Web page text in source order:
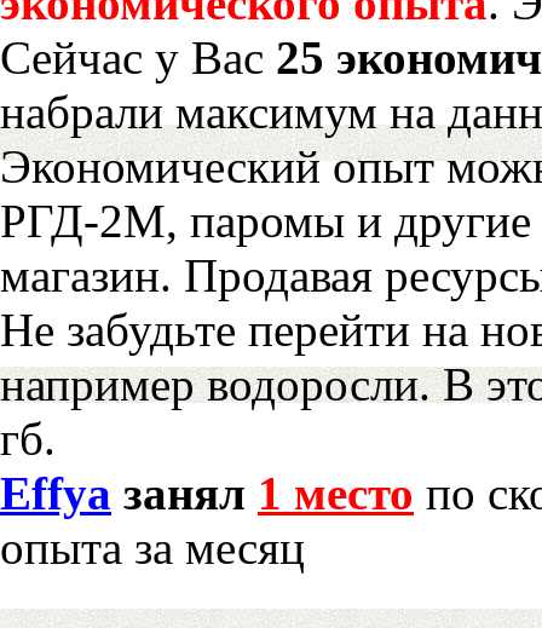
Сейчас у Вас 25
набрали максимум на
Экономический опыт
РГД-2М, паромы и другие
магазин. Продавая
Не забудьте перейти на
например водоросли. В
гб.
Effya занял 1 место по
опыта за месяц